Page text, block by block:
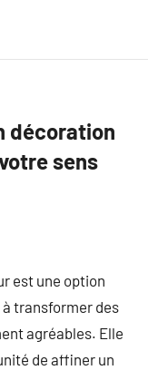
décoration
sens
est une option
transformer des
agréables. Elle
de affiner un